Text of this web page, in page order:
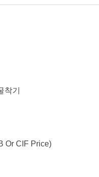
착기
Or CIF Price)